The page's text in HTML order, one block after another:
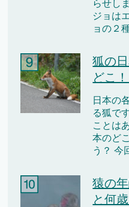
らせし
ジョは
ョの２
狐の
どこ！
日本の
る狐で
ことは
本のど
う？ 今
猿の
と何